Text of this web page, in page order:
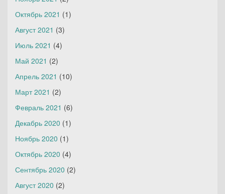
Октябрь 2021 (1)
Август 2021 (3)
Июль 2021 (4)
Май 2021 (2)
Апрель 2021 (10)
Март 2021 (2)
Февраль 2021 (6)
Декабрь 2020 (1)
Ноябрь 2020 (1)
Октябрь 2020 (4)
Сентябрь 2020 (2)
Август 2020 (2)